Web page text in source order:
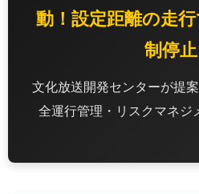
動！設定距離の走
制停止
文化放送開発センターが提
全運行管理・リスクマネジ